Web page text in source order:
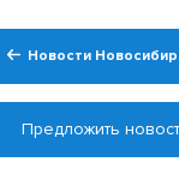
Новости
Предложить